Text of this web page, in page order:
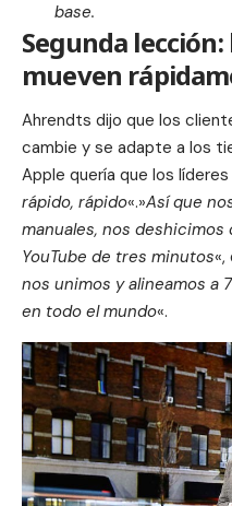
base.
Segunda lección:
mueven
Ahrendts dijo que los
cambie y se adapte a los
Apple quería que los
rápido, rápido«.»Así que
manuales, nos
YouTube de tres minutos«,
nos unimos y alineamos a
en todo el mundo«.